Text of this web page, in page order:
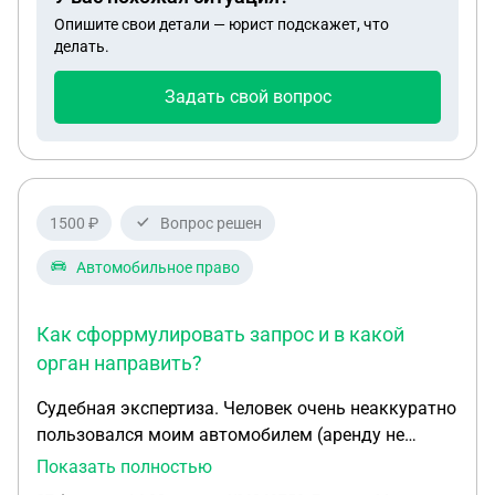
Опишите свои детали — юрист подскажет, что
делать.
Задать свой вопрос
1500 ₽ Вопрос решен
Автомобильное право
Как сфоррмулировать запрос и в какой
орган направить?
Судебная экспертиза. Человек очень неаккуратно
пользовался моим автомобилем (аренду не
платил), привел в состояние непригодности к
Показать полностью